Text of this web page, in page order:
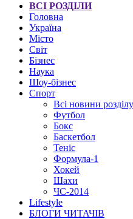
ВСІ РОЗДІЛИ
Головна
Україна
Місто
Світ
Бізнес
Наука
Шоу-бізнес
Спорт
Всі новини розділу
Футбол
Бокс
Баскетбол
Теніс
Формула-1
Хокей
Шахи
ЧС-2014
Lifestyle
БЛОГИ ЧИТАЧІВ